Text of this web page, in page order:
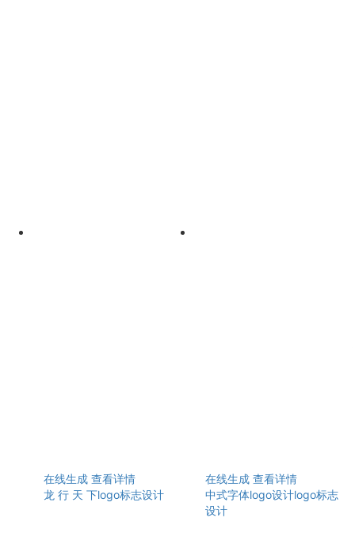
在线生成 查看详情
龙 行 天 下logo标志设计
在线生成 查看详情
中式字体logo设计logo标志
设计